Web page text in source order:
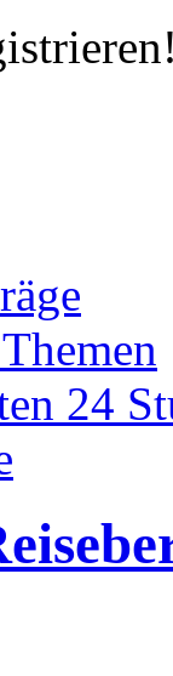
24